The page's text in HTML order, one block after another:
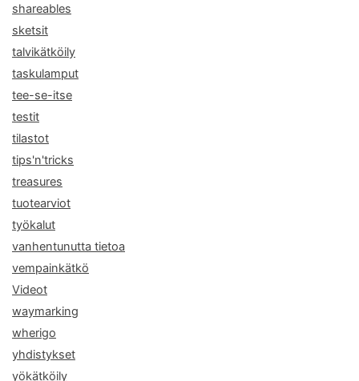
shareables
sketsit
talvikätköily
taskulamput
tee-se-itse
testit
tilastot
tips'n'tricks
treasures
tuotearviot
työkalut
vanhentunutta tietoa
vempainkätkö
Videot
waymarking
wherigo
yhdistykset
yökätköily